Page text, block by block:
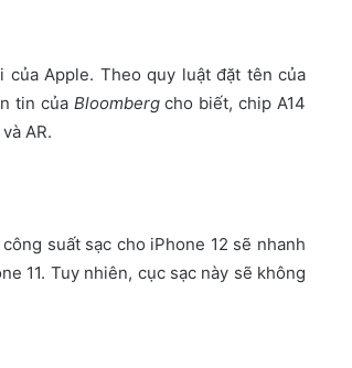
Apple. Theo quy luật đặt tên của
tin của Bloombergcho biết, chip A14
AR.
suất sạc cho iPhone 12 sẽ nhanh
11. Tuy nhiên, cục sạc này sẽ không